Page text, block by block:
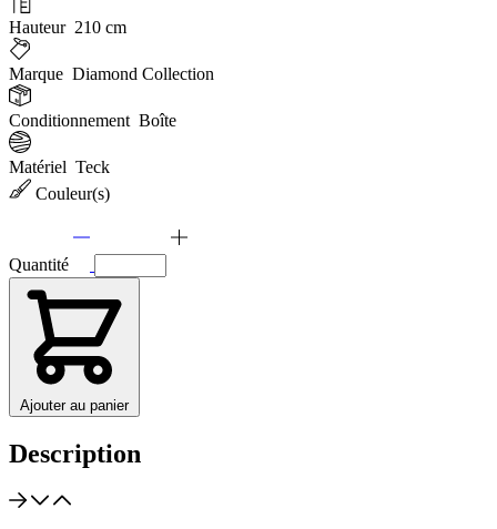
Hauteur 210 cm
Marque Diamond Collection
Conditionnement Boîte
Matériel Teck
Couleur(s)
Quantité
Ajouter au panier
Description